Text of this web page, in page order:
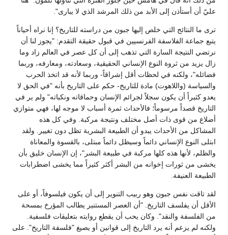
عليّ أن أستأذن إلى الأبد من ذلك المرشد الذي لا يبارى".
ترى ما النتائج التي خلص إليها جبون من دراسته للتاريخ؟ إنا نراه أحياناً
يتبع جماعة الفلاسفة الفرنسيين في قبول حقيقة التقدم: "يجوز لنا أن
نرتضي النتيجة السارة التي تذهب إلى أن كل عصر في العالم زاد وما
زال يزيد من ثروة النوع الإنساني الحقيقية، وسعادته، ومعارفه، وربما
فضائله"، ولكنه في لحظات أقل إشراقاً- وربما لأنه قد اتخذ الحرب
والسياسة (واللاهوت) مادة للتاريخ- حكم على التاريخ بأنه "في الحق لا
يعدو كثيراً أن يكون سجلاً لجرائم الإنسان وحماقاته ونكباته" ولم ير في
التاريخ قصداً مرسوماً؛ فالأحداث ثمرة أسباب لا موجه لها، فهي متوازي
أضلاع من قوى ذات أصل مختلف ونتيجة مركبة. وفي كل هذه
المشاكل من الأحداث يبدو أن الطبيعة البشرية تظل دون تغيير. ولقد
ابتلى النوع الإنساني دائماً وسيظل دائماً مبتلى، بالقسوة والمعاناة
والظلم، لأنها هذه كلها مركبة في طبيعة البشر"، إن الإنسان خليق بأن
يخشى من ثورات إخوانه من البشر أكثر كثيراً مما يخشى اضطرابات
الطبيعة العنيفة.
لقد تاقت نفس جبون وهو ربيب التنوير إلى أن يكون فيلسوفاً، أو على
الأقل أن يفلسف التاريخ. "أن العصر المستنير يطالب المؤرخ بمسحة
من الفلسفة والنقد". وكان يحب أن يقطع روايته بتعليقات فلسفية.
ولكنه لم يزعم أنه يرد التاريخ إلى قوانين أو يصيغ "فلسفة التاريخ". على